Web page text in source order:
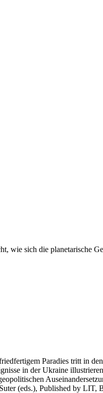
wie sich die planetarische
Paradies tritt in
in der Ukraine
(eds.), Published by LIT,